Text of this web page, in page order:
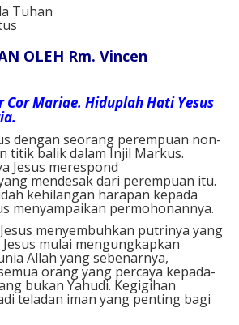
Tuhan
OLEH Rm. Vincen
Cor Mariae. Hiduplah Hati Yesus
dengan seorang perempuan non-
titik balik dalam Injil Markus.
Jesus merespond
mendesak dari perempuan itu.
kehilangan harapan kepada
menyampaikan permohonannya.
menyembuhkan putrinya yang
mulai mengungkapkan
Allah yang sebenarnya,
orang yang percaya kepada-
bukan Yahudi. Kegigihan
teladan iman yang penting bagi